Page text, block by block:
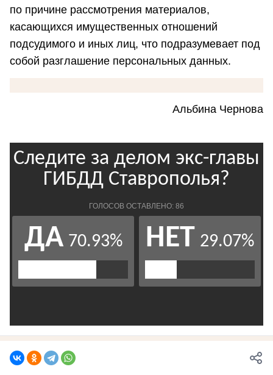
по причине рассмотрения материалов,
касающихся имущественных отношений
подсудимого и иных лиц, что подразумевает под
собой разглашение персональных данных.
Альбина Чернова